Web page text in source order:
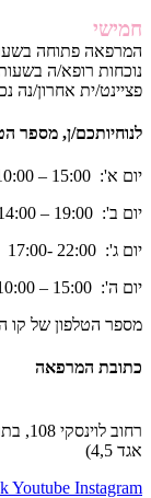
חמישי
המרפאה פתוחה בשעות: 09:00 –
נוכחות רופא/ה
פציינט/ית אחרון/נה
לנוחיותכם/ן, מספר
יום א': 15:00 – 10:00
יום ב': 19:00 – 14:00
יום ג': 22:00 -17:00
יום ה': 15:00 – 10:00
מספר הטלפון של קו
כתובת המרפאה
אגד 4,5)
Youtube Instagram